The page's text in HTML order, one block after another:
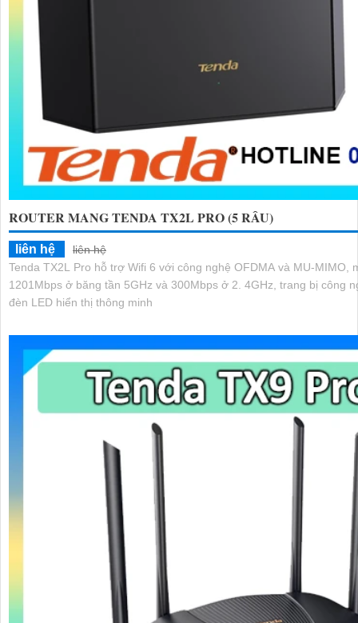
ROUTER MANG TENDA TX2L PRO (5 RÂU)
liên hệ
liên hệ
Tenda TX2L Pro hỗ trợ Wifi 6 với công nghệ OFDMA và MU-MIMO,
1201Mbps ở băng tần 5GHz và 300Mbps ở 2. 4GHz, trang bị công
đèn LED hiển thị thông minh